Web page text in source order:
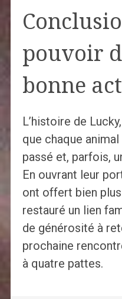
pouvoir
bonne
L’histoire de
que chaque
passé et, parfois,
En ouvrant leur
ont offert bien plus
restauré un lien
de générosité à
prochaine
à quatre pattes.